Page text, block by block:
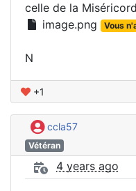
celle de la
image.png
Vous
N
+1
ccla57
Vétéran
4 years ago